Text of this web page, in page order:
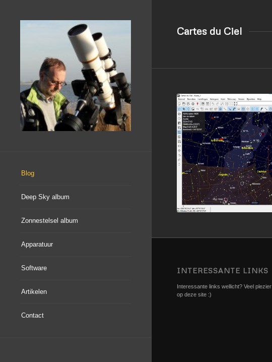
Blog
Deep Sky album
Zonnestelsel album
Apparatuur
Software
Artikelen
Contact
Cartes du Ciel
INTERESSANTE LINKS
Interessante links wellicht? Veel plezier
op deze site :)